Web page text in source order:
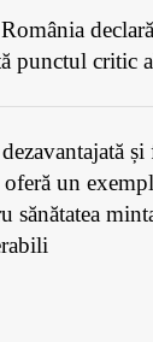
punctul critic
oferă un
sănătatea